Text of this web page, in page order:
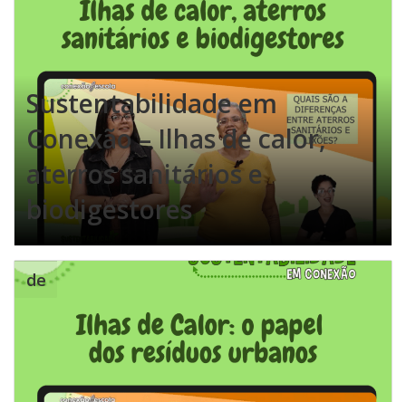
Sustentabilidade em
Conexão – Ilhas de calor,
aterros sanitários e
biodigestores
de